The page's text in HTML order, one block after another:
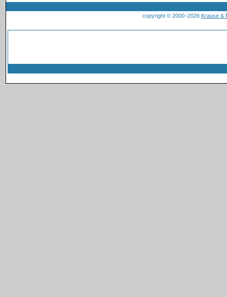
copyright © 2000–2026 Krause &